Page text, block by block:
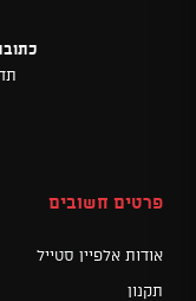
תד: 20536
פרטים חשובים
אודות אלפיין סטייל
תקנון